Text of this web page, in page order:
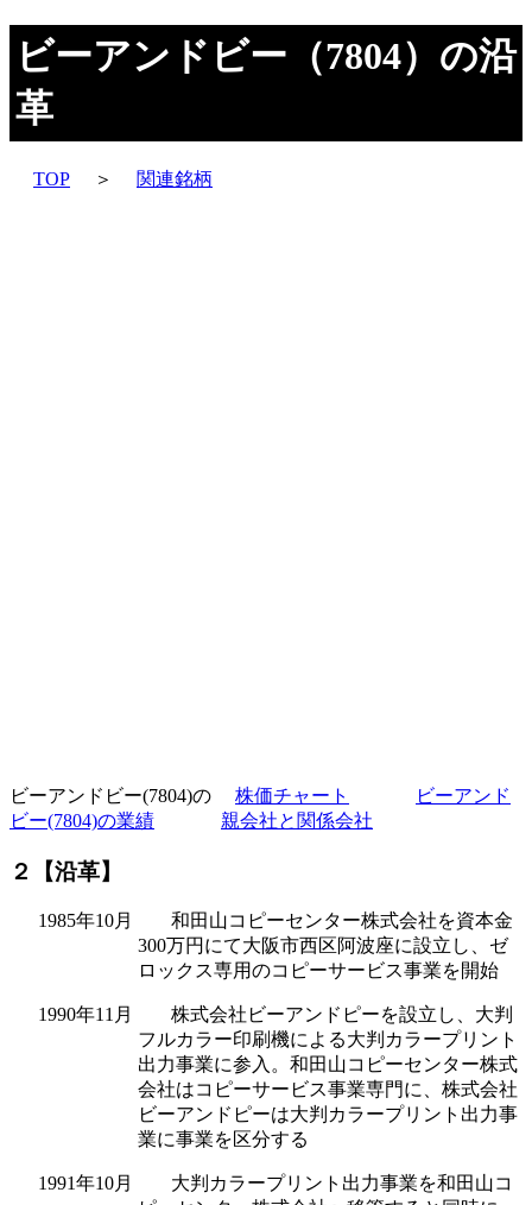
ビーアンドビー（7804）の沿
革
TOP ＞ 関連銘柄
ビーアンドビー(7804)の 株価チャート
ビーアンド
ビー(7804)の業績
親会社と関係会社
２【沿革】
1985年10月 和田山コピーセンター株式会社を資本金
300万円にて大阪市西区阿波座に設立し、ゼ
ロックス専用のコピーサービス事業を開始
1990年11月 株式会社ビーアンドピーを設立し、大判
フルカラー印刷機による大判カラープリント
出力事業に参入。和田山コピーセンター株式
会社はコピーサービス事業専門に、株式会社
ビーアンドピーは大判カラープリント出力事
業に事業を区分する
1991年10月 大判カラープリント出力事業を和田山コ